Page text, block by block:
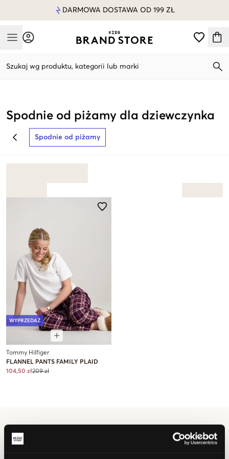
DARMOWA DOSTAWA OD 199 ZŁ
Mobile Menu
Szukaj wg produktu, kategorii lub marki
Spodnie od piżamy dla dziewczynka
Spodnie od piżamy dla dziewczynka
BACK Spodnie od piżamy
WYPRZEDAŻ
Tommy Hilfiger
FLANNEL PANTS FAMILY PLAID
104,50 zł209 zł